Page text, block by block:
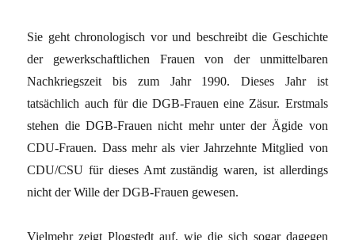
Sie geht chronologisch vor und beschreibt die Geschichte
der gewerkschaftlichen Frauen von der unmittelbaren
Nachkriegszeit bis zum Jahr 1990. Dieses Jahr ist
tatsächlich auch für die DGB-Frauen eine Zäsur. Erstmals
stehen die DGB-Frauen nicht mehr unter der Ägide von
CDU-Frauen. Dass mehr als vier Jahrzehnte Mitglied von
CDU/CSU für dieses Amt zuständig waren, ist allerdings
nicht der Wille der DGB-Frauen gewesen.
Vielmehr zeigt Plogstedt auf, wie die sich sogar dagegen